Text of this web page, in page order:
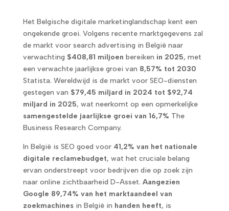
Het Belgische digitale marketinglandschap kent een
ongekende groei. Volgens recente marktgegevens zal
de markt voor search advertising in België naar
verwachting $408,81 miljoen bereiken in 2025, met
een verwachte jaarlijkse groei van 8,57% tot 2030
Statista. Wereldwijd is de markt voor SEO-diensten
gestegen van $79,45 miljard in 2024 tot $92,74
miljard in 2025, wat neerkomt op een opmerkelijke
samengestelde jaarlijkse groei van 16,7% The
Business Research Company.
In België is SEO goed voor 41,2% van het nationale
digitale reclamebudget, wat het cruciale belang
ervan onderstreept voor bedrijven die op zoek zijn
naar online zichtbaarheid D-Asset. Aangezien
Google 89,74% van het marktaandeel van
zoekmachinesin België in handen heeft, is